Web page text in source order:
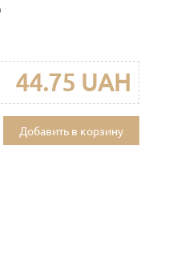
44.75 UAH
Добавить в корзину